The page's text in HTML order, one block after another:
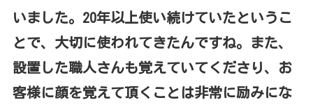
いました。20年以上使い続けていたというこ
とで、大切に使われてきたんですね。また、
設置した職人さんも覚えていてくださり、お
客様に顔を覚えて頂くことは非常に励みにな